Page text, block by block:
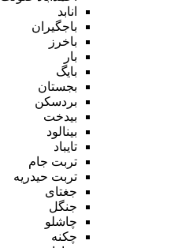
انابد
باجگیران
باخرز
بار
بایگ
بجستان
بردسکن
بیدخت
بینالود
تایباد
تربت جام
تربت حیدریه
جغتای
جنگل
چاشلو
چکنه